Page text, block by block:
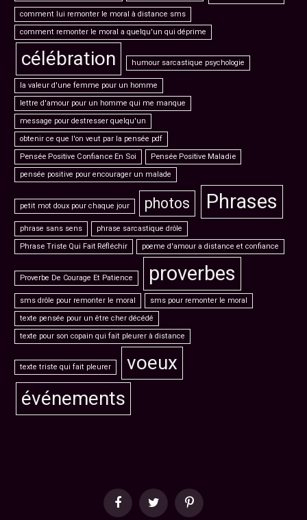
comment lui remonter le moral à distance sms
comment remonter le moral a quelqu'un qui déprime
célébration humour sarcastique psychologie
la valeur d'une femme pour un homme
lettre d'amour pour un homme qui me manque
message pour destresser quelqu'un
obtenir ce que l'on veut par la pensée pdf
Pensée Positive Confiance En Soi
Pensée Positive Maladie
pensée positive pour encourager un malade
petit mot doux pour chaque jour photos Phrases
phrase sans sens
phrase sarcastique drôle
Phrase Triste Qui Fait Réfléchir
poeme d'amour a distance et confiance
Proverbe De Courage Et Patience proverbes
sms drôle pour remonter le moral
sms pour remonter le moral
texte pensée pour un être cher décédé
texte pour son copain qui fait pleurer à distance
texte triste qui fait pleurer
voeux
événements
FacebookTwitter Pinterest